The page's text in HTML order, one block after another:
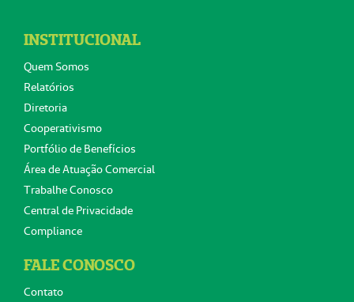
INSTITUCIONAL
Quem Somos
Relatórios
Diretoria
Cooperativismo
Portfólio de Benefícios
Área de Atuação Comercial
Trabalhe Conosco
Central de Privacidade
Compliance
FALE CONOSCO
Contato